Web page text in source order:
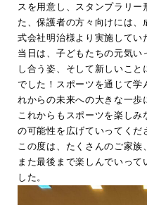
スを用意し、スタンプラリ
た、保護者の方々向けには
式会社明治様より実施してい
当日は、子どもたちの元気
し合う姿、そして新しいこ
でした！スポーツを通じて学
れからの未来への大きな一歩
これからもスポーツを楽し
の可能性を広げていってくだ
この度は、たくさんのご家族
また最後まで楽しんでいっ
した。